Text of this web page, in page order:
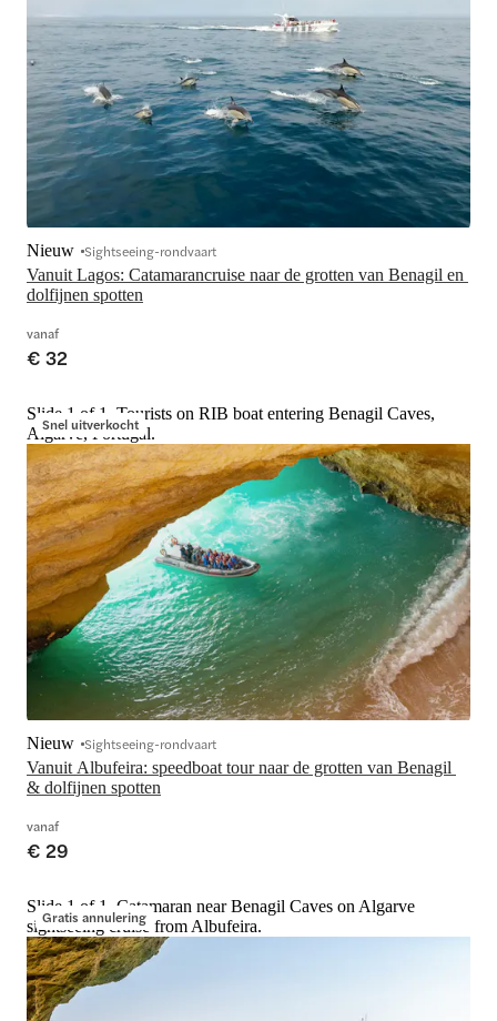
Vanuit Lagos: Catamarancruise naar de grotten van Benagil en
dolfijnen spotten
Nieuw Sightseeing-rondvaart
vanaf
€ 32
Snel uitverkocht
Slide 1 of 1, Tourists on RIB boat entering Benagil Caves,
Algarve, Portugal.
Vanuit Albufeira: speedboat tour naar de grotten van Benagil
& dolfijnen spotten
Nieuw Sightseeing-rondvaart
vanaf
€ 29
Gratis annulering
Slide 1 of 1, Catamaran near Benagil Caves on Algarve
sightseeing cruise from Albufeira.